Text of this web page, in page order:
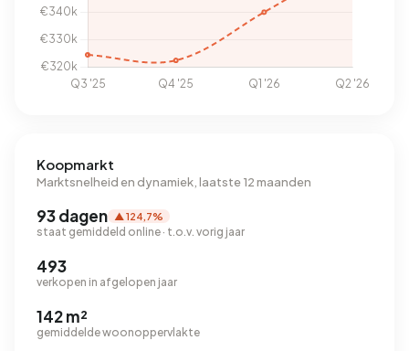
Koopmarkt
Marktsnelheid en dynamiek, laatste 12 maanden
93 dagen ▲ 124,7%
staat gemiddeld online · t.o.v. vorig jaar
493
verkopen in afgelopen jaar
142 m²
gemiddelde woonoppervlakte